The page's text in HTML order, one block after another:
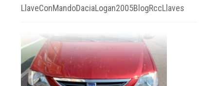
LlaveConMandoDaciaLogan2005BlogRccLlaves